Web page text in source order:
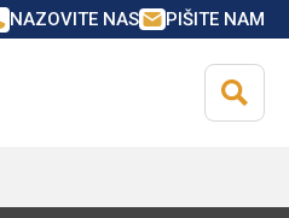
NAZOVITE NAS PIŠITE NAM